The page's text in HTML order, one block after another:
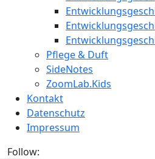
Pflege & Duft
SideNotes
ZoomLab.Kids
Kontakt
Datenschutz
Impressum
Follow: